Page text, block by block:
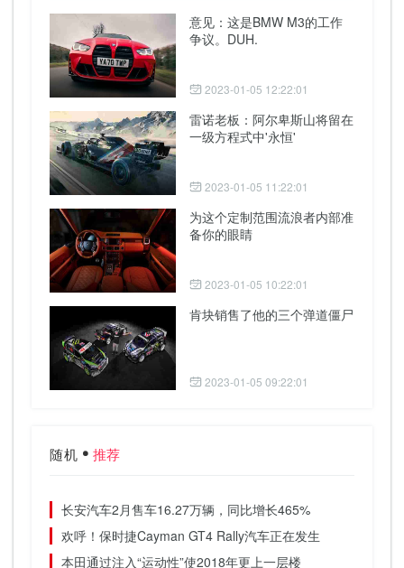
意见：这是BMW M3的工作
争议。DUH.
2023-01-05 12:22:01
雷诺老板：阿尔卑斯山将留在
一级方程式中'永恒'
2023-01-05 11:22:01
为这个定制范围流浪者内部准
备你的眼睛
2023-01-05 10:22:01
肯块销售了他的三个弹道僵尸
2023-01-05 09:22:01
随机 推荐
长安汽车2月售车16.27万辆，同比增长465%
欢呼！保时捷Cayman GT4 Rally汽车正在发生
本田通过注入“运动性”使2018年更上一层楼